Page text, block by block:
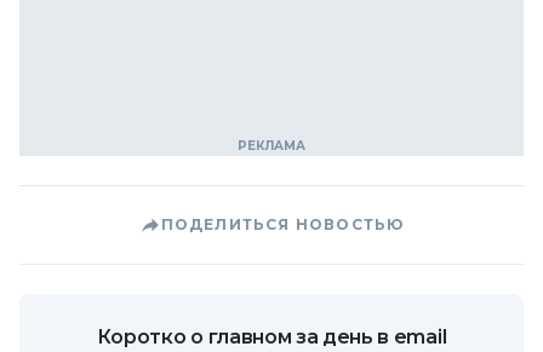
ПОДЕЛИТЬСЯ НОВОСТЬЮ
Коротко о главном за день в email